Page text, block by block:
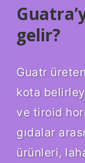
gelir?
Guatr
kota
ve tiroid
gıdalar
ürünleri,